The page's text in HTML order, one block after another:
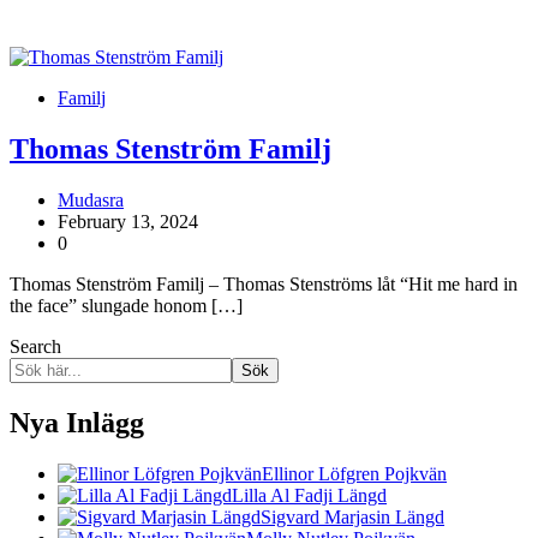
Familj
Thomas Stenström Familj
Mudasra
February 13, 2024
0
Thomas Stenström Familj – Thomas Stenströms låt “Hit me hard in
the face” slungade honom […]
Search
Sök
Nya Inlägg
Ellinor Löfgren Pojkvän
Lilla Al Fadji Längd
Sigvard Marjasin Längd